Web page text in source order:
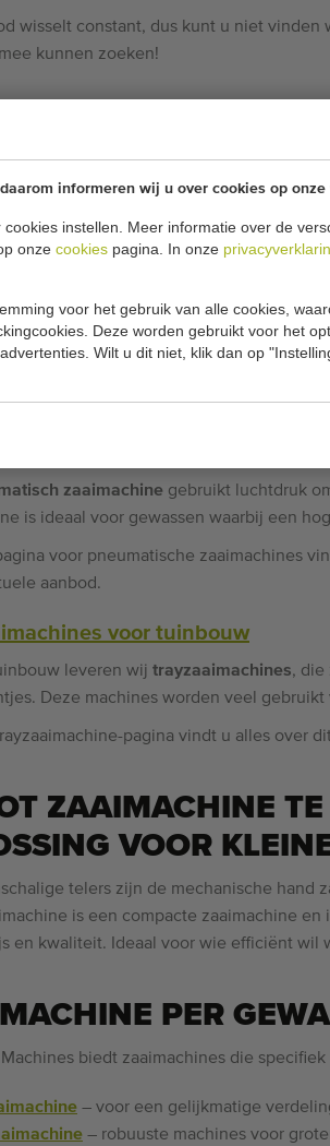
informeren wij u over cookies op onze
instellen. Meer informatie over de
onze cookies pagina. In onze
voor het gebruik van alle cookies,
Deze worden gebruikt voor het
Wilt u dit niet, klik dan op
wisselt constant, dus kunt u niet
kunnen zoeken!
ZIJN ER?
is het
Zaaimachines voor de akkerbouw zijn
leggen we de verschillen uit:
zaaimachine
zaaimachinewerkt met een
geschikt voor kleinere telers en
over mechanische zaaimachine
zaaimachine gebruikt luchtdruk
is ideaal voor gewassen waarbij een
voor pneumatische zaaimachines
aanbod.
voor tuinbouw
leveren wij trayzaaimachines, die
Deze machines worden veel
pagina vindt u alles over
ZAAIMACHINE
VOOR
telers zijn de mechanische hand
is een compacte zaaimachine
en kwaliteit. Ideaal voor wie efficiënt wil
PER
biedt zaaimachines die
– voor een gelijkmatige
– robuuste machines voor